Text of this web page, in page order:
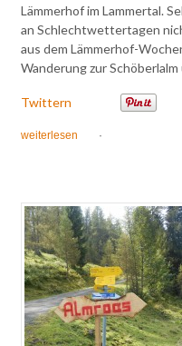
Lämmerhof im Lammertal.
an Schlechtwettertagen
aus dem Lämmerhof-
Wanderung zur
Twittern
weiterlesen ·